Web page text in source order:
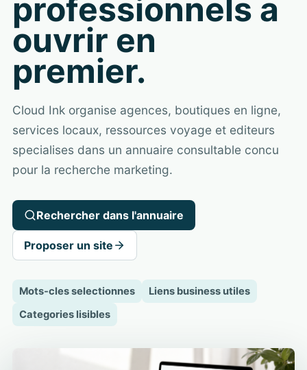
professionnels a
ouvrir en
premier.
Cloud Ink organise agences, boutiques en ligne,
services locaux, ressources voyage et editeurs
specialises dans un annuaire consultable concu
pour la recherche marketing.
Rechercher dans l'annuaire
Proposer un site
Mots-cles selectionnes
Liens business utiles
Categories lisibles